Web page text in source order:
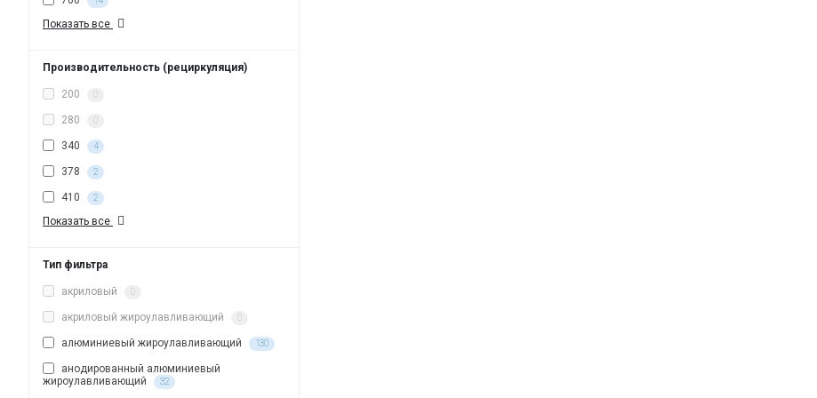
Показать все
Производительность (рециркуляция)
200 0
280 0
340 4
378 2
410 2
Показать все
Тип фильтра
акриловый 0
акриловый жироулавливающий 0
алюминиевый жироулавливающий 130
анодированный алюминиевый
жироулавливающий
32